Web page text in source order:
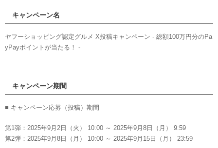
キャンペーン名
ヤフーショッピング認定グルメ X投稿キャンペーン - 総額100万円分のPa
yPayポイントが当たる！ -
キャンペーン期間
■ キャンペーン応募（投稿）期間
第1弾 ：2025年9月2日（火） 10:00 ～ 2025年9月8日（月） 9:59
第2弾 ：2025年9月8日（月） 10:00 ～ 2025年9月15日（月） 23:59